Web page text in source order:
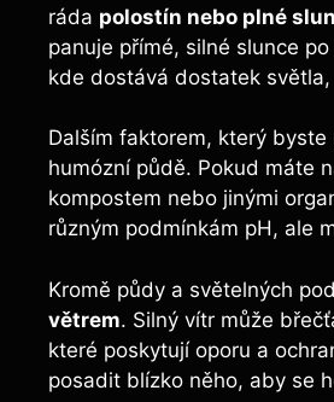
ráda polostín nebo plné
panuje přímé, silné slunce
kde dostává dostatek
Dalším faktorem, který byste
humózní půdě. Pokud máte
kompostem nebo jinými
různým podmínkám pH, ale
Kromě půdy a světelných
větrem. Silný vítr může
které poskytují oporu a
posadit blízko něho, aby se